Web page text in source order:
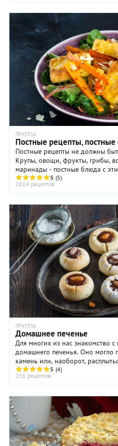
и вы
удивитесь,
насколько
вкусным
может
быть
простое
постное
печенье
рассоле.
ГРУППА
Постные рецепты, постные
Постные рецепты не должны
Крупы, овощи, фрукты, грибы,
маринады - постные блюда с
очень вкусны, но еще и полезны
5 (5)
2814 рецептов
ГРУППА
Домашнее печенье
Для многих из нас знакомство
домашнего печенья. Оно могло
камень или, наоборот,
соединиться в одну большую
5 (4)
251 рецептов